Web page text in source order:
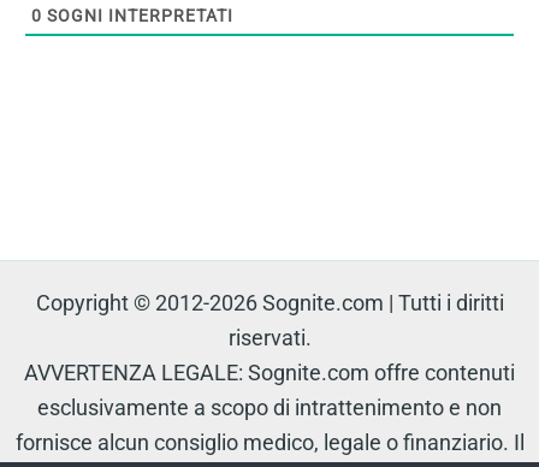
0 SOGNI INTERPRETATI
Copyright © 2012-2026 Sognite.com | Tutti i diritti
riservati.
AVVERTENZA LEGALE: Sognite.com offre contenuti
esclusivamente a scopo di intrattenimento e non
fornisce alcun consiglio medico, legale o finanziario. Il